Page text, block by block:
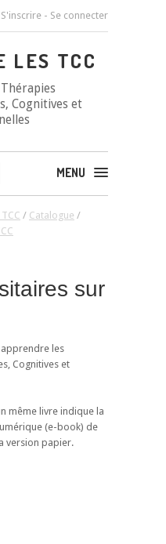
S'inscrire - Se connecter
LES TCC
Cognitives et
MENU
/ Catalogue /
sur
les
Cognitives et
même livre indique la
(e-book) de
version papier.